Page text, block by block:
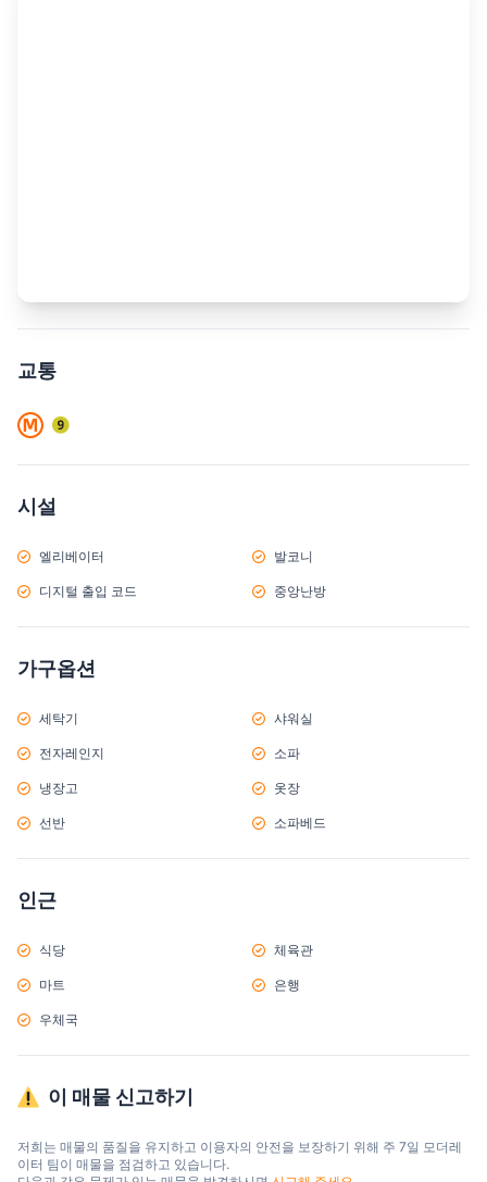
교통
시설
엘리베이터 발코니
디지털 출입 코드 중앙난방
가구옵션
세탁기 샤워실
전자레인지 소파
냉장고 옷장
선반 소파베드
인근
식당 체육관
마트 은행
우체국
이 매물 신고하기
저희는 매물의 품질을 유지하고 이용자의 안전을 보장하기 위해 주 7일 모더레
이터 팀이 매물을 점검하고 있습니다.